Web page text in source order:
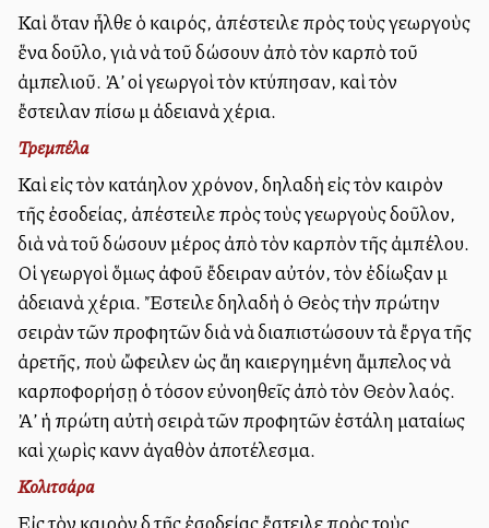
Καὶ ὅταν ἦλθε ὁ καιρός, ἀπέστειλε πρὸς τοὺς γεωργοὺς
ἕνα δοῦλο, γιὰ νὰ τοῦ δώσουν ἀπὸ τὸν καρπὸ τοῦ
ἀμπελιοῦ. Ἀλλ’ οἱ γεωργοὶ τὸν κτύπησαν, καὶ τὸν
ἔστειλαν πίσω μὲ ἀδειανὰ χέρια.
Τρεμπέλα
Καὶ εἰς τὸν κατάλληλον χρόνον, δηλαδὴ εἰς τὸν καιρὸν
τῆς ἐσοδείας, ἀπέστειλε πρὸς τοὺς γεωργοὺς δοῦλον,
διὰ νὰ τοῦ δώσουν μέρος ἀπὸ τὸν καρπὸν τῆς ἀμπέλου.
Οἱ γεωργοὶ ὅμως ἀφοῦ ἔδειραν αὐτόν, τὸν ἐδίωξαν μὲ
ἀδειανὰ χέρια. Ἔστειλε δηλαδὴ ὁ Θεὸς τὴν πρώτην
σειρὰν τῶν προφητῶν διὰ νὰ διαπιστώσουν τὰ ἔργα τῆς
ἀρετῆς, ποὺ ὤφειλεν ὡς ἄλλη καλλιεργημένη ἄμπελος νὰ
καρποφορήσῃ ὁ τόσον εὐνοηθεῖς ἀπὸ τὸν Θεὸν λαός.
Ἀλλ’ ἡ πρώτη αὐτὴ σειρὰ τῶν προφητῶν ἐστάλη ματαίως
καὶ χωρὶς κανὲν ἀγαθὸν ἀποτέλεσμα.
Κολιτσάρα